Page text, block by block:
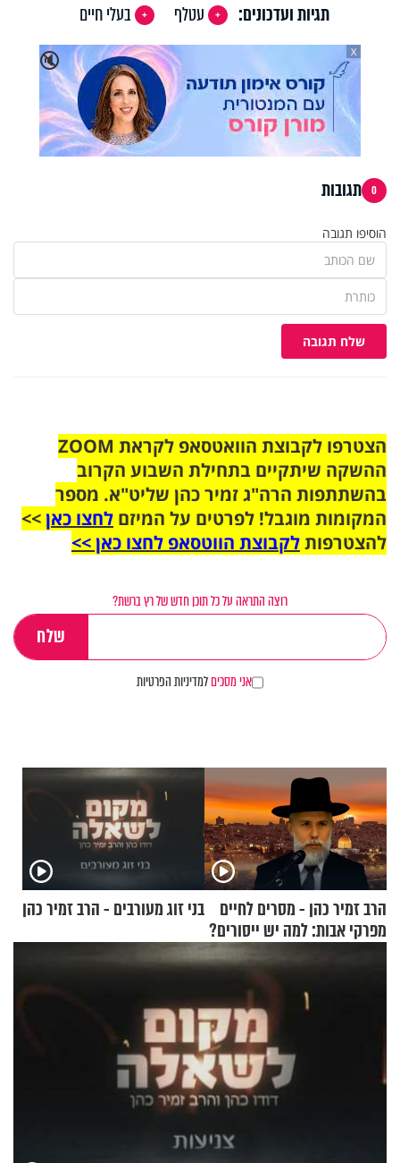
תגיות ועדכונים: עטלף
בעלי חיים
🔇
X
0 תגובות
הוסיפו תגובה
שלח תגובה
הצטרפו לקבוצת הוואטסאפ לקראת ZOOM
ההשקה שיתקיים בתחילת השבוע הקרוב
בהשתתפות הרה"ג זמיר כהן שליט"א. מספר
המקומות מוגבל! לפרטים על המיזם לחצו כאן>>
להצטרפותלקבוצת הווטסאפ לחצו כאן >>
רוצה התראה על כל תוכן חדש של רץ ברשת?
אני מסכיםלמדיניות הפרטיות
הרב זמיר כהן - מסרים לחיים
מפרקי אבות: למה יש ייסורים?
בני זוג מעורבים - הרב זמיר כהן